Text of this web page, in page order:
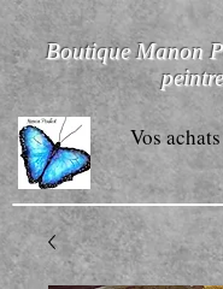
Boutique Manon
peintre
Vos achats